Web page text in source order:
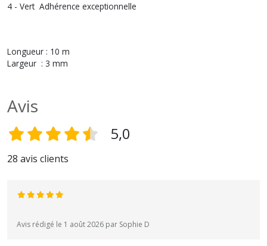
4 - Vert Adhérence exceptionnelle
Longueur : 10 m
Largeur : 3 mm
Avis
5,0
28 avis clients
Avis rédigé le 1 août 2026 par Sophie D